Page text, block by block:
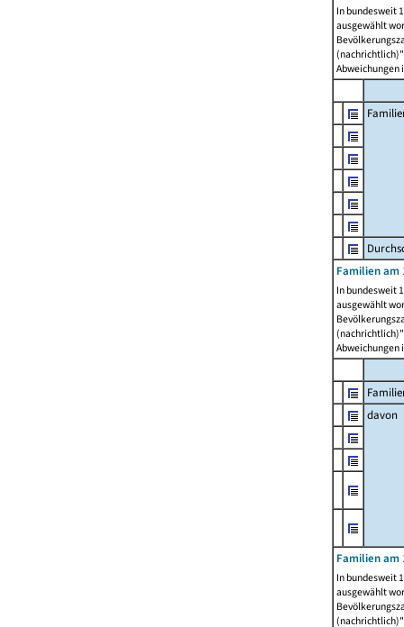
In bundesweit
ausgewählt
Abweichungen
Familien am
In bundesweit
ausgewählt
Abweichungen
davon
Familien am
In bundesweit
ausgewählt